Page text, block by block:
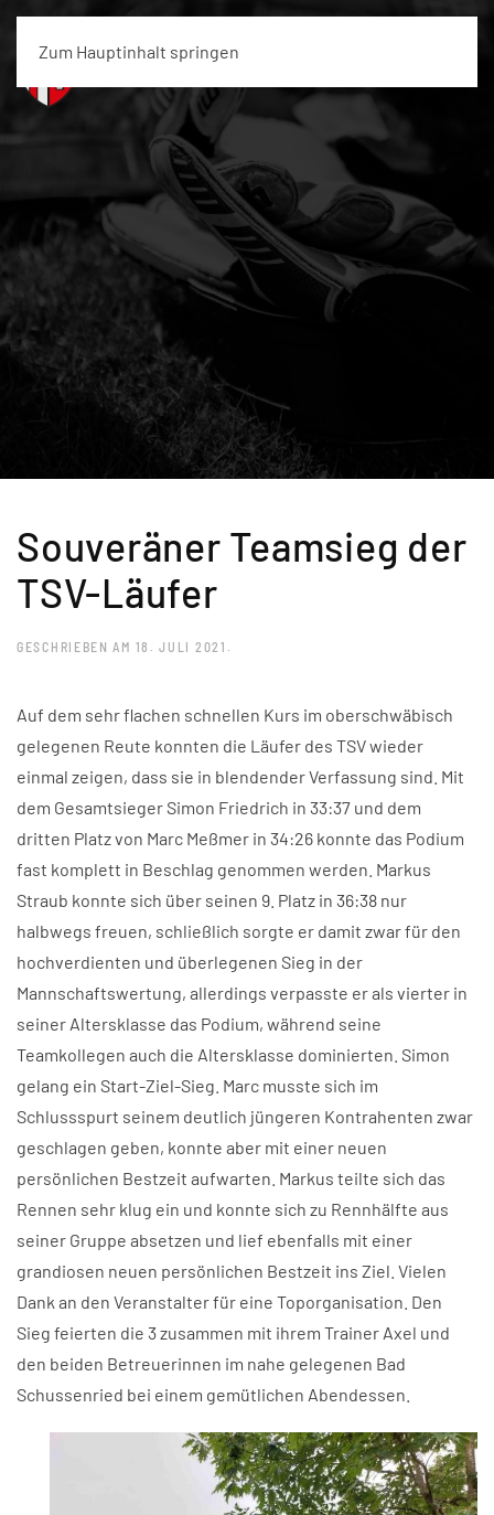
Zum Hauptinhalt springen
Souveräner Teamsieg der
TSV-Läufer
GESCHRIEBEN AM 18. JULI 2021 .
Auf dem sehr flachen schnellen Kurs im oberschwäbisch
gelegenen Reute konnten die Läufer des TSV wieder
einmal zeigen, dass sie in blendender Verfassung sind. Mit
dem Gesamtsieger Simon Friedrich in 33:37 und dem
dritten Platz von Marc Meßmer in 34:26 konnte das Podium
fast komplett in Beschlag genommen werden. Markus
Straub konnte sich über seinen 9. Platz in 36:38 nur
halbwegs freuen, schließlich sorgte er damit zwar für den
hochverdienten und überlegenen Sieg in der
Mannschaftswertung, allerdings verpasste er als vierter in
seiner Altersklasse das Podium, während seine
Teamkollegen auch die Altersklasse dominierten. Simon
gelang ein Start-Ziel-Sieg. Marc musste sich im
Schlussspurt seinem deutlich jüngeren Kontrahenten zwar
geschlagen geben, konnte aber mit einer neuen
persönlichen Bestzeit aufwarten. Markus teilte sich das
Rennen sehr klug ein und konnte sich zu Rennhälfte aus
seiner Gruppe absetzen und lief ebenfalls mit einer
grandiosen neuen persönlichen Bestzeit ins Ziel. Vielen
Dank an den Veranstalter für eine Toporganisation. Den
Sieg feierten die 3 zusammen mit ihrem Trainer Axel und
den beiden Betreuerinnen im nahe gelegenen Bad
Schussenried bei einem gemütlichen Abendessen.